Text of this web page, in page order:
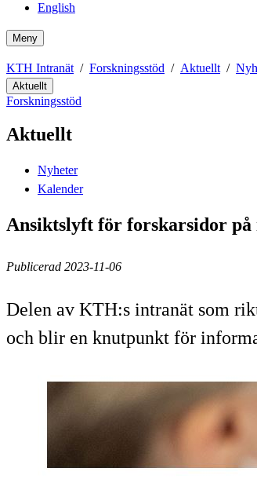
English
Meny
KTH Intranät Forskningsstöd Aktuellt
Aktuellt
Forskningsstöd
Aktuellt
Nyheter
Kalender
Ansiktslyft för forskarsidor
Publicerad 2023-11-06
Delen av KTH:s intranät som
och blir en knutpunkt för